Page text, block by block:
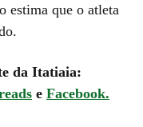
estima que o atleta
da Itatiaia:
e Facebook.